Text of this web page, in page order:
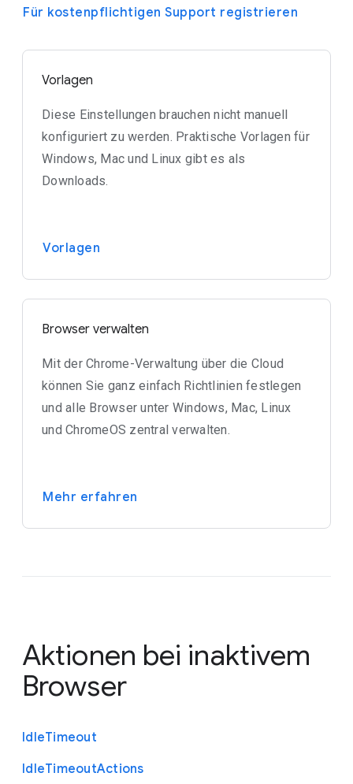
Für kostenpflichtigen Support registrieren
Vorlagen
Diese Einstellungen brauchen nicht manuell
konfiguriert zu werden. Praktische Vorlagen für
Windows, Mac und Linux gibt es als
Downloads.
Vorlagen
Browser verwalten
Mit der Chrome-Verwaltung über die Cloud
können Sie ganz einfach Richtlinien festlegen
und alle Browser unter Windows, Mac, Linux
und ChromeOS zentral verwalten.
Mehr erfahren
Aktionen bei inaktivem
Browser
IdleTimeout
IdleTimeoutActions